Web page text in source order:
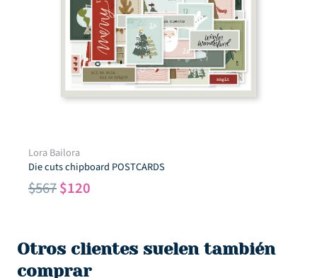
Lora Bailora
Die cuts chipboard POSTCARDS
$567El
era:
$567.
$120
es:
$120.
Otros clientes suelen también
comprar